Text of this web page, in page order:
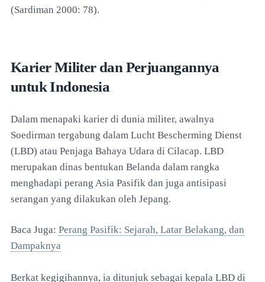
(Sardiman 2000: 78).
Karier Militer dan Perjuangannya
untuk Indonesia
Dalam menapaki karier di dunia militer, awalnya
Soedirman tergabung dalam Lucht Bescherming Dienst
(LBD) atau Penjaga Bahaya Udara di Cilacap. LBD
merupakan dinas bentukan Belanda dalam rangka
menghadapi perang Asia Pasifik dan juga antisipasi
serangan yang dilakukan oleh Jepang.
Baca Juga: Perang Pasifik: Sejarah, Latar Belakang, dan
Dampaknya
Berkat kegigihannya, ia ditunjuk sebagai kepala LBD di